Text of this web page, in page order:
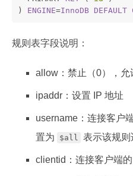
) ENGINE=InnoDB DEFAULT
规则表字段说明：
allow：禁止（0），允
ipaddr：设置 IP 地址
username：连接客户
置为
$all 表示该规
clientid：连接客户端